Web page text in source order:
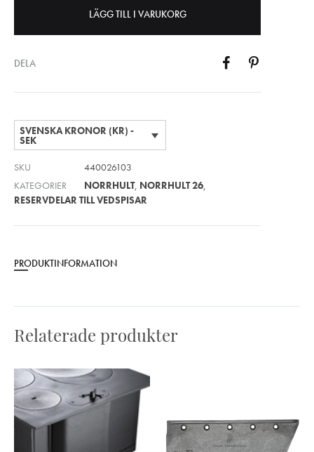
LÄGG TILL I VARUKORG
DELA
SVENSKA KRONOR (KR) -
SEK
SKU
440026103
KATEGORIER
NORRHULT, NORRHULT 26
RESERVDELAR TILL VEDSPISAR
PRODUKTINFORMATION
Relaterade produkter